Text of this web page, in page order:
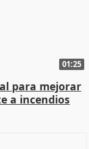
01:25
para mejorar
a incendios